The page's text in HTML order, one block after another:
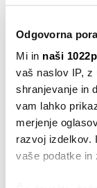
Odgovorna
Mi in naši
vaš naslov IP, z
shranjevanje in
vam lahko
merjenje
razvoj izdelkov.
vaše podatke in
VSE NOVICE IZ RUBRIKE